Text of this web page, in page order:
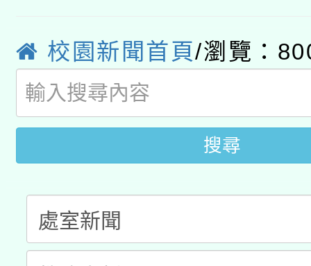
方素養工作坊新北場」
「族語學習班」招生簡
文教學共融平台-教案
件」活動簡章
教育部國民及學前教育
年度COVID-19疫苗接
接種對象擴大為「滿6
接種之民眾」措施，延
月28日止
校園新聞首頁/瀏覽：
搜尋